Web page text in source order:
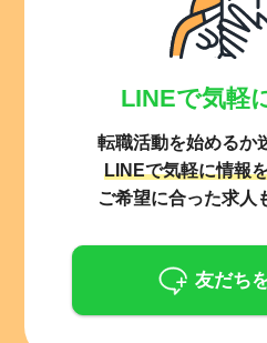
LINEで気軽
転職活動を始めるか
LINEで気軽に情報
ご希望に合った求人
友だち